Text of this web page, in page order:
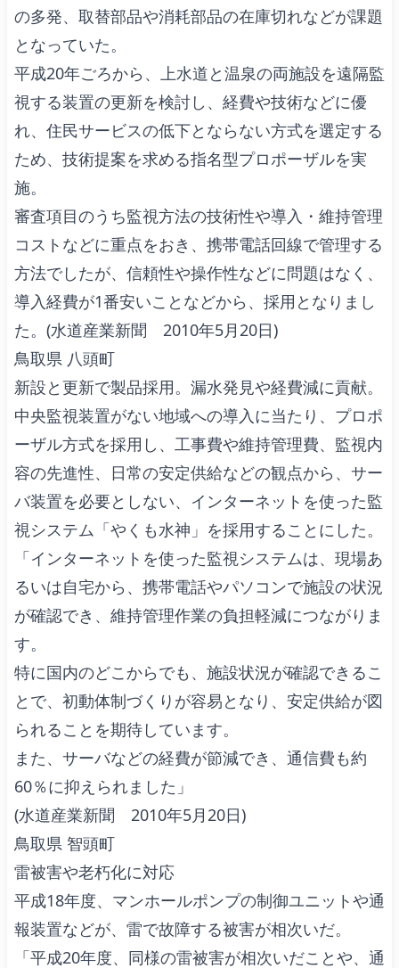
の多発、取替部品や消耗部品の在庫切れなどが課題
となっていた。
平成20年ごろから、上水道と温泉の両施設を遠隔監
視する装置の更新を検討し、経費や技術などに優
れ、住民サービスの低下とならない方式を選定する
ため、技術提案を求める指名型プロポーザルを実
施。
審査項目のうち監視方法の技術性や導入・維持管理
コストなどに重点をおき、携帯電話回線で管理する
方法でしたが、信頼性や操作性などに問題はなく、
導入経費が1番安いことなどから、採用となりまし
た。(水道産業新聞 2010年5月20日)
鳥取県 八頭町
新設と更新で製品採用。漏水発見や経費減に貢献。
中央監視装置がない地域への導入に当たり、プロポ
ーザル方式を採用し、工事費や維持管理費、監視内
容の先進性、日常の安定供給などの観点から、サー
バ装置を必要としない、インターネットを使った監
視システム「やくも水神」を採用することにした。
「インターネットを使った監視システムは、現場あ
るいは自宅から、携帯電話やパソコンで施設の状況
が確認でき、維持管理作業の負担軽減につながりま
す。
特に国内のどこからでも、施設状況が確認できるこ
とで、初動体制づくりが容易となり、安定供給が図
られることを期待しています。
また、サーバなどの経費が節減でき、通信費も約
60％に抑えられました」
(水道産業新聞 2010年5月20日)
鳥取県 智頭町
雷被害や老朽化に対応
平成18年度、マンホールポンプの制御ユニットや通
報装置などが、雷で故障する被害が相次いだ。
「平成20年度、同様の雷被害が相次いだことや、通